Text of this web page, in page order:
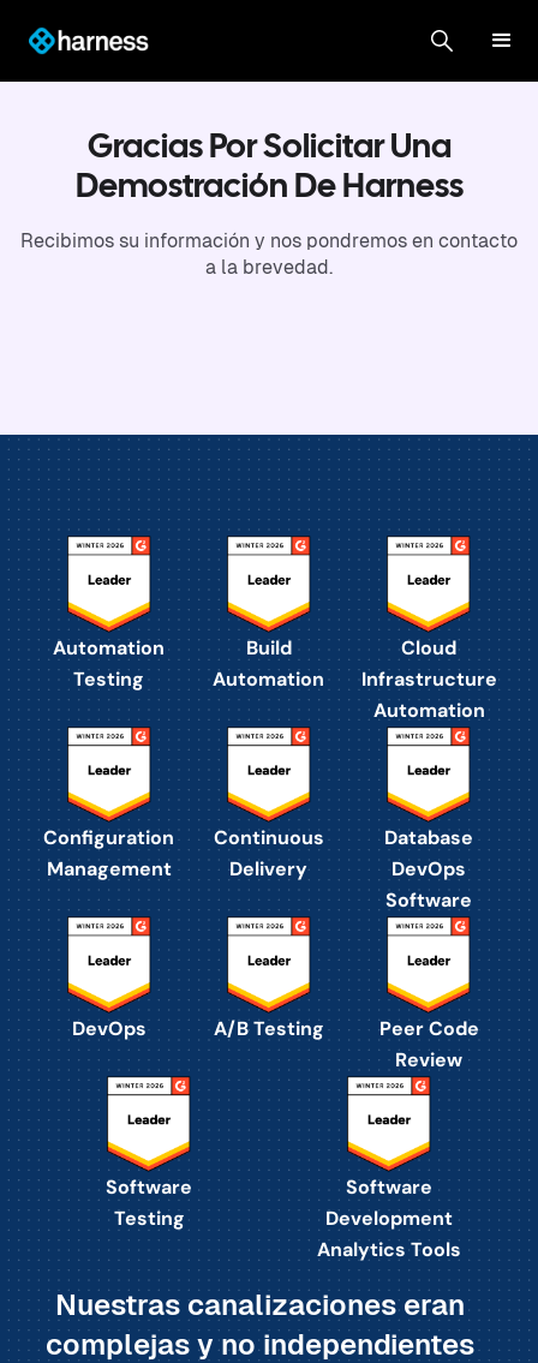
Gracias Por Solicitar Una
Demostración De Harness
Recibimos su información y nos pondremos en contacto
a la brevedad.
Automation
Testing
Build
Automation
Cloud
Infrastructure
Automation
Configuration
Management
Continuous
Delivery
Database
DevOps
Software
DevOps A/B Testing
Peer Code
Review
Software
Testing
Software
Development
Analytics Tools
Nuestras canalizaciones eran
complejas y no independientes